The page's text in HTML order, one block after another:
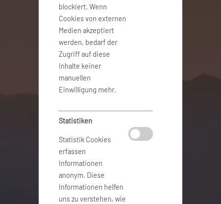
blockiert. Wenn
Cookies von externen
Medien akzeptiert
werden, bedarf der
Zugriff auf diese
Inhalte keiner
manuellen
Einwilligung mehr.
Statistiken
Statistik Cookies
erfassen
Informationen
anonym. Diese
Informationen helfen
uns zu verstehen, wie